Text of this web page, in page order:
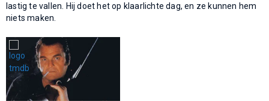
lastig te vallen. Hij doet het op klaarlichte dag, en ze kunnen hem
niets maken.